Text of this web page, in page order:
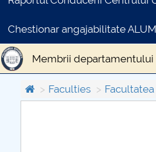
Chestionar angajabilitate
Membrii departamentului
Faculties